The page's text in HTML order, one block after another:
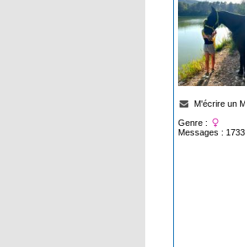
M'écrire un
Genre :
Messages :